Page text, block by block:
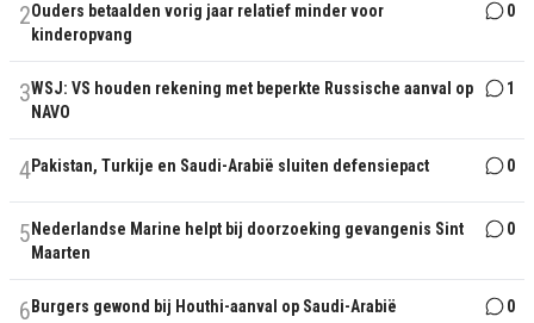
2Ouders betaalden vorig jaar relatief minder voor
kinderopvang
0
3WSJ: VS houden rekening met beperkte Russische aanval op
NAVO
1
4Pakistan, Turkije en Saudi-Arabië sluiten defensiepact 0
5 Nederlandse Marine helpt bij doorzoeking gevangenis Sint
Maarten
0
6 Burgers gewond bij Houthi-aanval op Saudi-Arabië 0